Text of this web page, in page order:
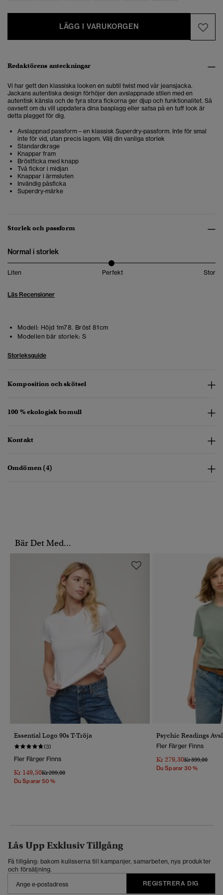
LÄGG I VARUKORGEN
Redaktörens anteckningar
Vi har gett den klassiska looken en subtil twist med vår jeansjacka.
Jackans autentiska design förhöjer den avslappnade stilen med en
autentisk känsla och de fyra stora fickorna ger djup och funktionalitet. Så
oavsett om du vill uppdatera dina basplagg eller satsa på en tuff look är
detta plagget för dig.
Avslappnad passform – en klassisk Superdry-passform. Inte för smal
inte för vid, utan precis lagom. Välj din vanliga storlek
Standardkrage
Knappar fram
Bröstficka med knapp
Två fickor i midjan
Knappar i ärmsluten
Invändig påsficka
Superdry-märke
Storlek och passform
Normal i storlek
Liten Perfekt Stor
Läs Recensioner
Modell: Höjd 1m78. Bröst 81cm
Modellen bär storlek: S
Storleksguide
Komposition och skötsel
100 % ekologisk bomull
Kontakt
Omdömen (4)
Bär Det Med...
Essential Logo 90s T-Tröja
(3)
Fler Färger Finns
Kr 149,50Pris Reducerat Från
Kr 299,00Till
Du Sparar 50 %
Psychic Readings
Fler Färger Finns
Kr 279,30Pris Reducerat
Kr 399,00Till
Du Sparar 30 %
Lås Upp Exklusiv Tillgång
Få tillgång: bakom kulisserna till kampanjer, samarbeten, nya produkter
och försäljning.
REGISTRERA DIG